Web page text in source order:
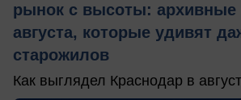
рынок с высоты: архивные
августа, которые удивят
старожилов
Как выглядел Краснодар в